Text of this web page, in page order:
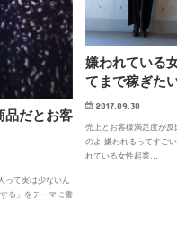
品だとお客
って実は少ないん
る」をテーマに書
嫌われている
てまで稼ぎた
2017.09.30
売上とお客様満足度が反
のよ 嫌われるってすご
れている女性起業…